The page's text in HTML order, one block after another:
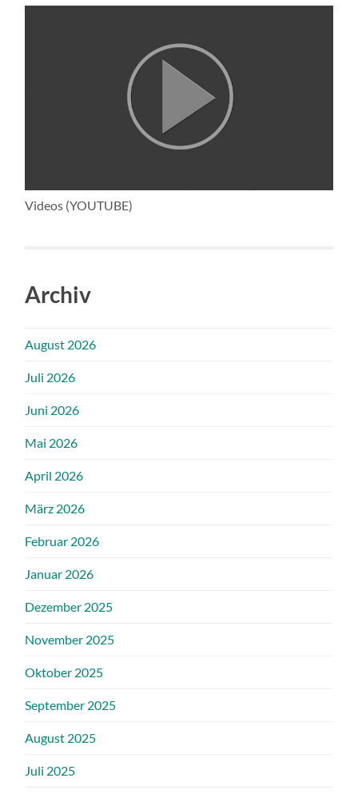
Videos (YOUTUBE)
Archiv
August 2026
Juli 2026
Juni 2026
Mai 2026
April 2026
März 2026
Februar 2026
Januar 2026
Dezember 2025
November 2025
Oktober 2025
September 2025
August 2025
Juli 2025